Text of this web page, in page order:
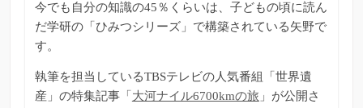
今でも自分の知識の45％くらいは、子どもの頃に読ん
だ学研の「ひみつシリーズ」で構築されている矢野で
す。
執筆を担当しているTBSテレビの人気番組「世界遺
産」の特集記事「 大河ナイル6700kmの旅 」が公開さ